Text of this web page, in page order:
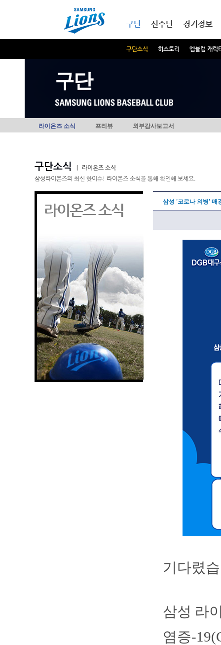
구단
구단소식 히스토리 엠블럼 캐릭
선수단 경기정보
구단
라이온즈 소식 프리뷰 외부감사보고서
구단소식
라이온즈 소식
삼성라이온즈의 최신 핫이슈! 라이온즈 소식을 통해 확인해 보세요.
라이온즈 소식 삼성 '코로나 의병' 매
기다렸
삼성 라
염증-